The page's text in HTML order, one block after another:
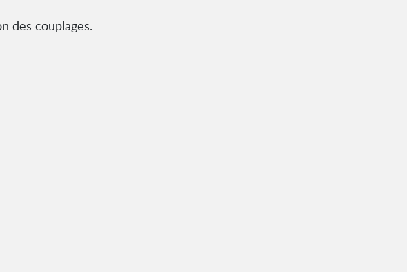
des couplages.